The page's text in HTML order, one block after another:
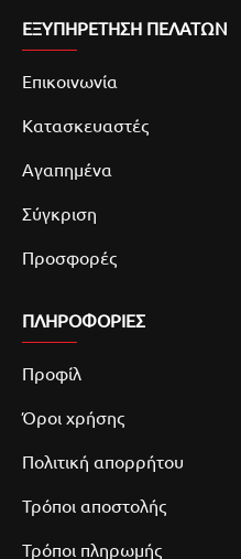
ΕΞΥΠΗΡΕΤΗΣΗ ΠΕΛΑΤΩΝ
Επικοινωνία
Κατασκευαστές
Αγαπημένα
Σύγκριση
Προσφορές
ΠΛΗΡΟΦΟΡΙΕΣ
Προφίλ
Όροι χρήσης
Πολιτική απορρήτου
Τρόποι αποστολής
Τρόποι πληρωμής